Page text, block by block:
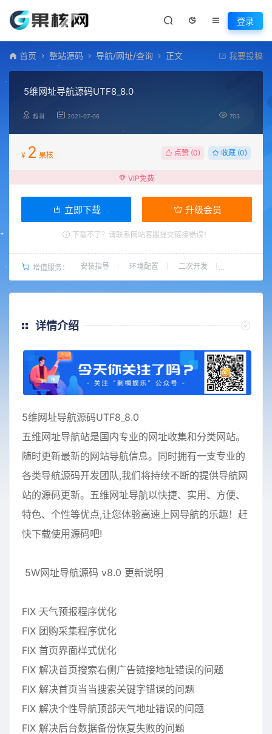
登录
首页 整站源码 导航/网址/查询 正文 我要投稿
5维网址导航源码UTF8_8.0
超哥 2021-07-06 703
¥ 2 果核 点赞 (0) 收藏 (0)
VIP免费
立即下载 升级会员
下载不了？请联系网站客服提交链接错误！
增值服务： 安装指导 环境配置 二次开发
详情介绍
5维网址导航源码UTF8_8.0
五维网址导航站是国内专业的网址收集和分类网站。
随时更新最新的网站导航信息。同时拥有一支专业的
各类导航源码开发团队,我们将持续不断的提供导航网
站的源码更新。五维网址导航以快捷、实用、方便、
特色、个性等优点,让您体验高速上网导航的乐趣！赶
快下载使用源码吧!
5W网址导航源码 v8.0 更新说明
FIX 天气预报程序优化
FIX 团购采集程序优化
FIX 首页界面样式优化
FIX 解决首页搜索右侧广告链接地址错误的问题
FIX 解决首页当当搜索关键字错误的问题
FIX 解决个性导航顶部天气地址错误的问题
FIX 解决后台数据备份恢复失败的问题